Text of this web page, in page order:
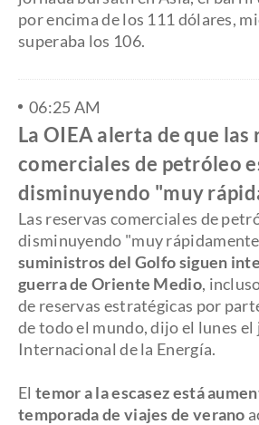
por encima de los 111 dólares,
superaba los 106.
06:25 AM
La OIEA alerta de que las
comerciales de petróleo
disminuyendo "muy
Las reservas comerciales de
disminuyendo "muy
suministros del Golfo siguen
guerra de Oriente Medio,
de reservas estratégicas por
de todo el mundo, dijo el lunes el
Internacional de la Energía.
El temor a la escasez está
temporada de viajes de verano